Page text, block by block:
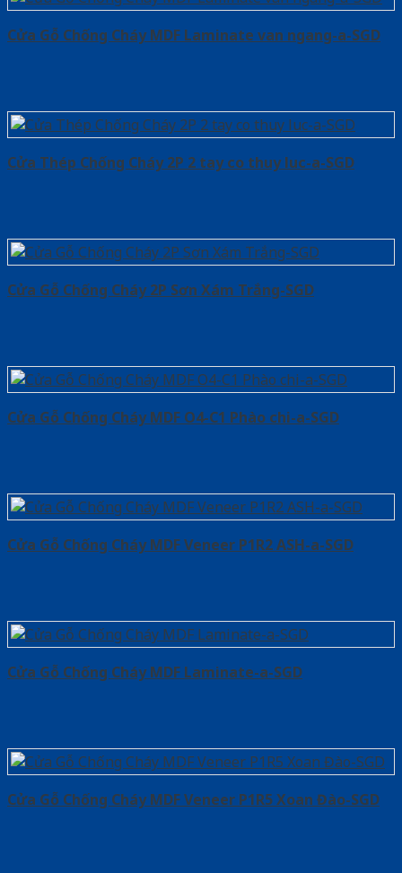
Cửa Gỗ Chống Cháy MDF Laminate van ngang-a-SGD
Cửa Thép Chống Cháy 2P 2 tay co thuy luc-a-SGD
Cửa Gỗ Chống Cháy 2P Sơn Xám Trắng-SGD
Cửa Gỗ Chống Cháy MDF O4-C1 Phào chi-a-SGD
Cửa Gỗ Chống Cháy MDF Veneer P1R2 ASH-a-SGD
Cửa Gỗ Chống Cháy MDF Laminate-a-SGD
Cửa Gỗ Chống Cháy MDF Veneer P1R5 Xoan Đào-SGD